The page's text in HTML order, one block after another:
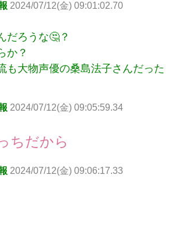
2024/07/12(金) 09:01:02.70
だろうな🤔？
か？
も大物声優の桑島法子さんだった
2024/07/12(金) 09:05:59.34
ちだから
2024/07/12(金) 09:06:17.33